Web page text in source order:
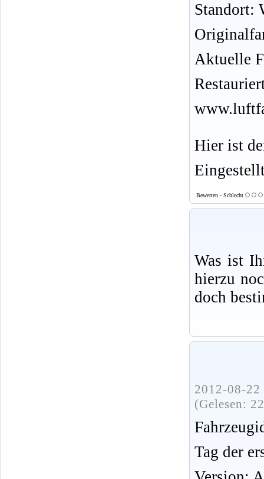
Standort:
Aktuelle
Hier ist
Bewerten - Schlecht
Was ist
hierzu
doch
2012-08-
(Gelesen:
Tag der